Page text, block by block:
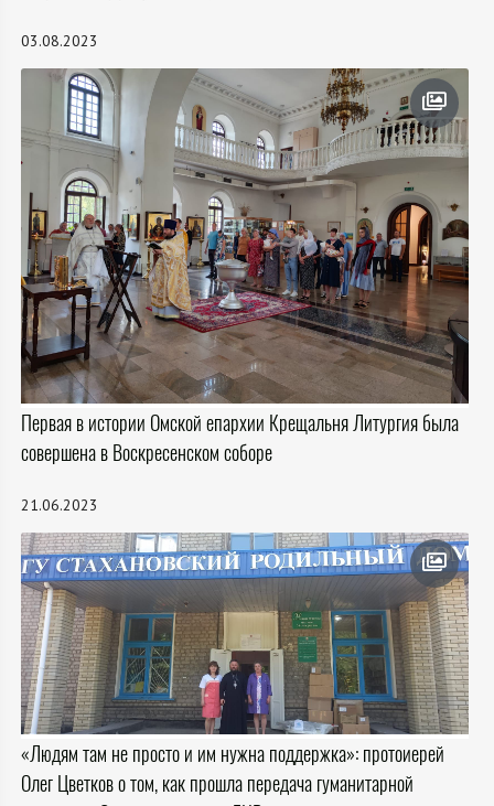
03.08.2023
Первая в истории Омской епархии Крещальня Литургия была
совершена в Воскресенском соборе
21.06.2023
«Людям там не просто и им нужна поддержка»: протоиерей
Олег Цветков о том, как прошла передача гуманитарной